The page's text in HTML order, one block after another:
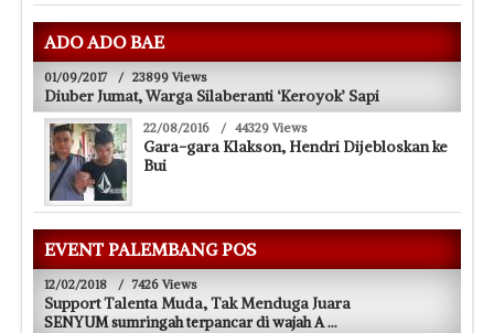
ADO ADO BAE
01/09/2017 / 23899 Views
Diuber Jumat, Warga Silaberanti ‘Keroyok’ Sapi
22/08/2016 / 44329 Views
Gara-gara Klakson, Hendri Dijebloskan ke
Bui
EVENT PALEMBANG POS
12/02/2018 / 7426 Views
Support Talenta Muda, Tak Menduga Juara
SENYUM sumringah terpancar di wajah A...